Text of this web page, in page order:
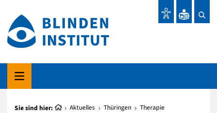
Sie sind hier: Aktuelles Thüringen Therapie